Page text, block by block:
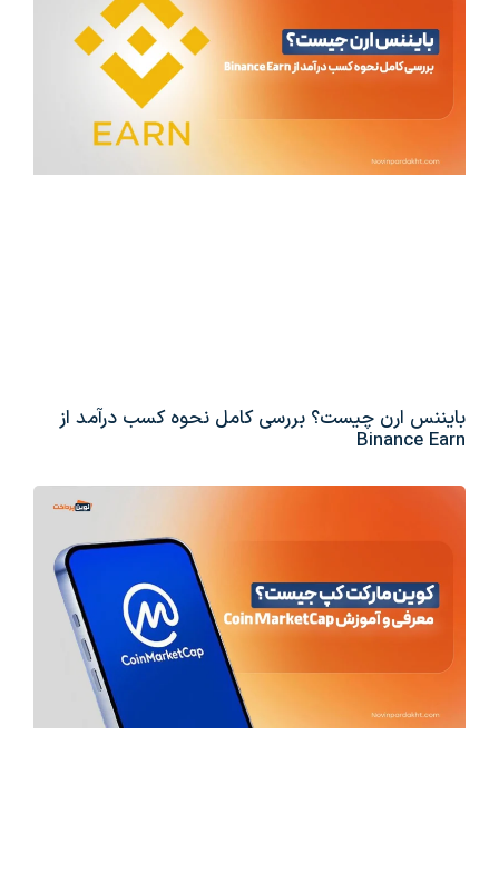
بایننس ارن چیست؟ بررسی کامل نحوه کسب درآمد از
Binance Earn